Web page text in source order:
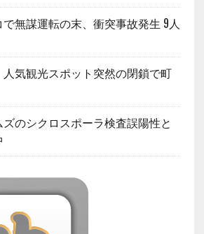
無謀運転の末、衝突事故発生 9人
気観光スポット突然の閉鎖で町
のシクロスポーラ検査誤陽性と